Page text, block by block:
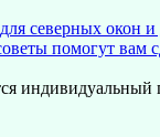
северных окон и
помогут вам
индивидуальный